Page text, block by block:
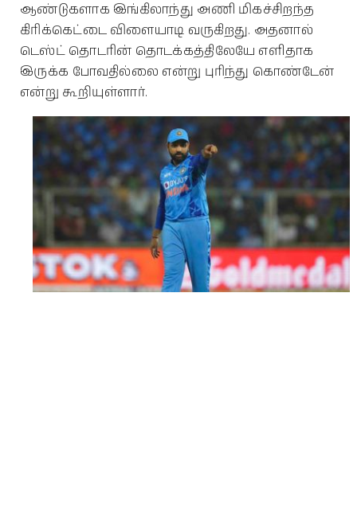
ஆண்டுகளாக இங்கிலாந்து அணி மிகச்சிறந்த
கிரிக்கெட்டை விளையாடி வருகிறது. அதனால்
டெஸ்ட் தொடரின் தொடக்கத்திலேயே எளிதாக
இருக்க போவதில்லை என்று புரிந்து கொண்டேன்
என்று கூறியுள்ளார்.